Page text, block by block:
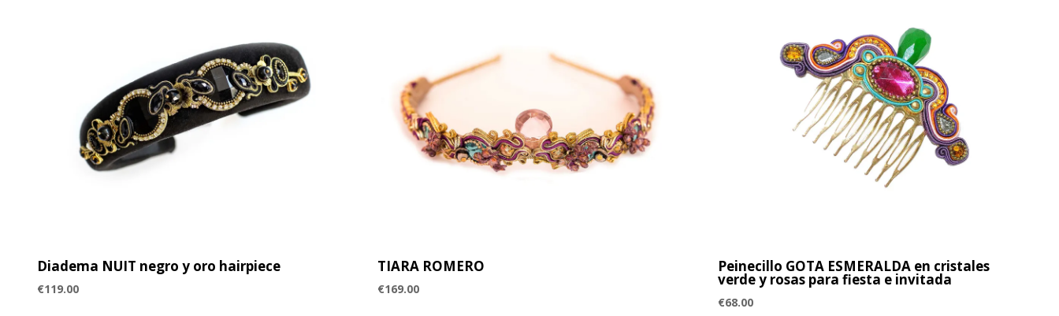
Diadema NUIT negro y oro hairpiece
€119.00
TIARA ROMERO
€169.00
Peinecillo GOTA ESMERALDA en cristales
verde y rosas para fiesta e invitada
€68.00